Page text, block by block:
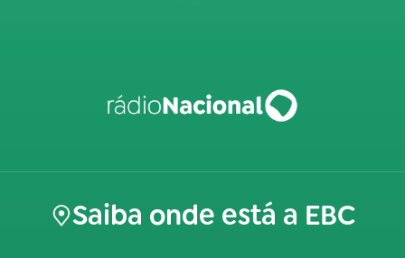
Saiba onde está a EBC